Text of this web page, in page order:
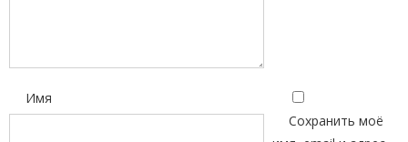
Имя
Сохранить моё